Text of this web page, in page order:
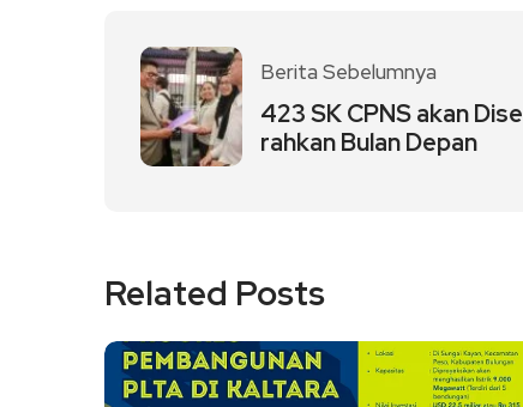
Berita Sebelumnya
423 SK CPNS akan Dise
rahkan Bulan Depan
Related Posts